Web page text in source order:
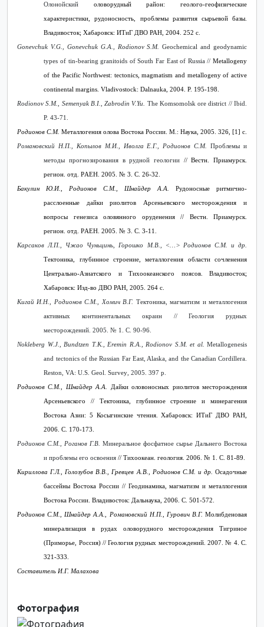
Олонойский оловорудный район: геолого-геофизические
характеристики, рудоносность, проблемы развития сырьевой базы.
Владивосток;Хабаровск:ИТиГ ДВО РАН , 2004. 252с
Gonevchuk V.G., Gonevchuk G.A., Rodionov S.M.Geochemical and geodynamic
types of tin-bearing granitoids of South Far East of Russia // Metallogeny
of the Pacific Northwest: tectonics, magmatism and metallogeny of active
continental margins. Vladivostock: Dalnauka, 2004. P. 195-198.
Rodionov S.M., Semenyak B.I., Zabrodin V.Yu. The Komsomolsk ore district // Ibid.
P. 43-71.
Родионов С.М. Металлогения олова Востока России. М.: Наука, 2005. 326, [1] с.
Романовский Н.П., Копылов М.И., Иволга Е.Г., Родионов С.М.Проблемы и
методы прогнозирования в рудной геологии // Вестн. Приамурск.
регион. отд. РAEH. 2005. № 3. С. 26-32.
Бакулин Ю.И., Родионов С.М., Шнайдер А.А. Рудоносные ритмично-
расслоенные дайки риолитов Арсеньевского месторождения и
вопросы генезиса оловянного оруденения // Вестн. Приамурск.
регион. отд. РAEH. 2005. № 3. С. 3-11.
Карсаков Л.П., Чжао Чуньцинь, Горошко М.В., ˂…˃ Родионов С.М. и др.
Тектоника, глубинное строение, металлогения области сочленения
Центрально-Азиатского и Тихоокеанского поясов. Владивосток;
Хабаровск: Изд-во ДВО РАН, 2005. 264 с.
Кигай И.Н., Родионов С.М., Хомич В.Г. Тектоника, магматизм и металлогения
активных континентальных окраин // Геология рудных
месторождений. 2005. № 1. С. 90-96.
Nokleberg W.J., Bundtzen T. K., Eremin R. A Rodionov S. M. et al. Metallogenesis
and tectonics of the Russian Far East, Alaska, and the Canadian Cordillera.
Reston ,VA:U .S .Geol .Survey , 2005. 397p
Родионов С.М., Шнайдер А.А. Дайки оловоносных риолитов месторождения
Арсеньевского // Тектоника, глубинное строение и минерагения
Востока Азии: 5 Косыгинские чтения. Хабаровск: ИТиГ ДВО РАН,
2006. С. 170-173.
Родионов С.М., Роганов Г.В. Минеральное фосфатное сырье Дальнего Востока
и проблемы его освоения// Тихоокеан. геология. 2006. № 1. С. 81-89.
Кириллова Г.Л., Голозубов В.В., Гревцев А.В., Родионов С.М. и др. Осадочные
бассейны Востока России // Геодинамика, магматизм и металлогения
Востока России. Владивосток: Дальнаука, 2006. С. 501-572.
Родионов С.М., Шнайдер А.А., Романовский Н.П., Гурович В.Г. Молибденовая
минерализация в рудах оловорудного месторождения Тигриное
(Приморье, Россия) // Геология рудных месторождений. 2007. № 4. С.
321-333.
Составитель И.Г. Малахова
Фотография